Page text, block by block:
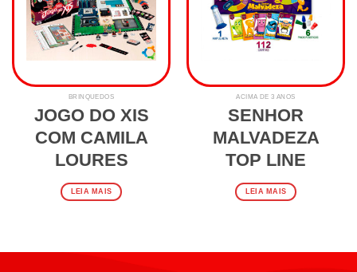
BRINQUEDOS
JOGO DO XIS
COM CAMILA
LOURES
LEIA MAIS
ACIMA DE 3 ANOS
SENHOR
MALVADEZA
TOP LINE
LEIA MAIS